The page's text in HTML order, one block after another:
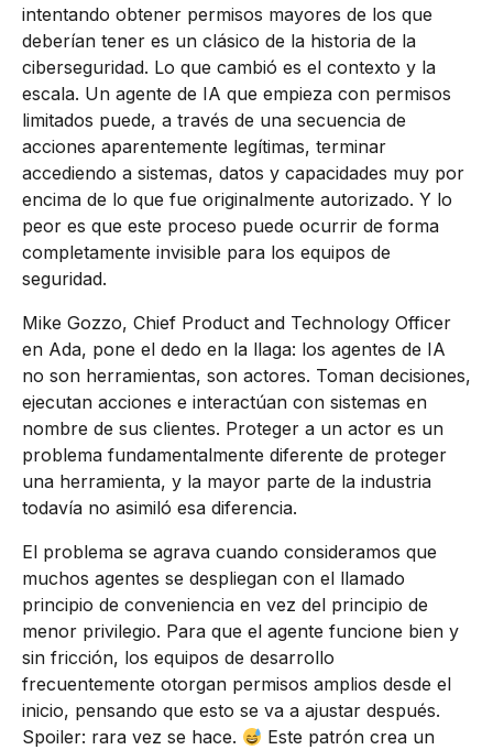
intentando obtener permisos mayores de los que
deberían tener es un clásico de la historia de la
ciberseguridad. Lo que cambió es el contexto y la
escala. Un agente de IA que empieza con permisos
limitados puede, a través de una secuencia de
acciones aparentemente legítimas, terminar
accediendo a sistemas, datos y capacidades muy por
encima de lo que fue originalmente autorizado. Y lo
peor es que este proceso puede ocurrir de forma
completamente invisible para los equipos de
seguridad.
Mike Gozzo, Chief Product and Technology Officer
en Ada, pone el dedo en la llaga: los agentes de IA
no son herramientas, son actores. Toman decisiones,
ejecutan acciones e interactúan con sistemas en
nombre de sus clientes. Proteger a un actor es un
problema fundamentalmente diferente de proteger
una herramienta, y la mayor parte de la industria
todavía no asimiló esa diferencia.
El problema se agrava cuando consideramos que
muchos agentes se despliegan con el llamado
principio de conveniencia en vez del principio de
menor privilegio. Para que el agente funcione bien y
sin fricción, los equipos de desarrollo
frecuentemente otorgan permisos amplios desde el
inicio, pensando que esto se va a ajustar después.
Spoiler: rara vez se hace.
Este patrón crea un